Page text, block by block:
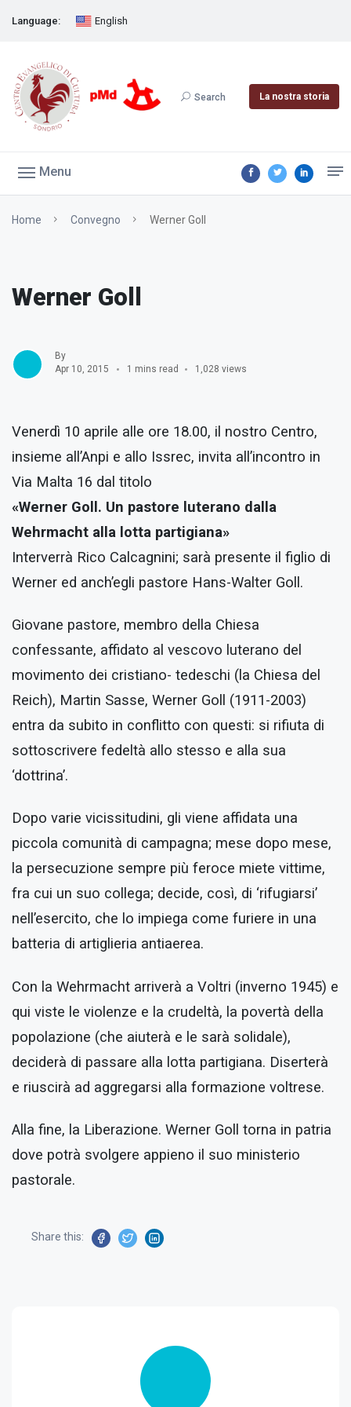
Language: English
Search La nostra storia
Menu
Home Convegno Werner Goll
Werner Goll
By
Apr 10, 2015
1 mins read 1,028 views
Venerdì 10 aprile alle ore 18.00, il nostro Centro,
insieme all’Anpi e allo Issrec, invita all’incontro in
Via Malta 16 dal titolo
«Werner Goll. Un pastore luterano dalla
Wehrmacht alla lotta partigiana»
Interverrà Rico Calcagnini; sarà presente il figlio di
Werner ed anch’egli pastore Hans-Walter Goll.
Giovane pastore, membro della Chiesa
confessante, affidato al vescovo luterano del
movimento dei cristiano- tedeschi (la Chiesa del
Reich), Martin Sasse, Werner Goll (1911-2003)
entra da subito in conflitto con questi: si rifiuta di
sottoscrivere fedeltà allo stesso e alla sua
‘dottrina’.
Dopo varie vicissitudini, gli viene affidata una
piccola comunità di campagna; mese dopo mese,
la persecuzione sempre più feroce miete vittime,
fra cui un suo collega; decide, così, di ‘rifugiarsi’
nell’esercito, che lo impiega come furiere in una
batteria di artiglieria antiaerea.
Con la Wehrmacht arriverà a Voltri (inverno 1945) e
qui viste le violenze e la crudeltà, la povertà della
popolazione (che aiuterà e le sarà solidale),
deciderà di passare alla lotta partigiana. Diserterà
e riuscirà ad aggregarsi alla formazione voltrese.
Alla fine, la Liberazione. Werner Goll torna in patria
dove potrà svolgere appieno il suo ministerio
pastorale.
Share this: